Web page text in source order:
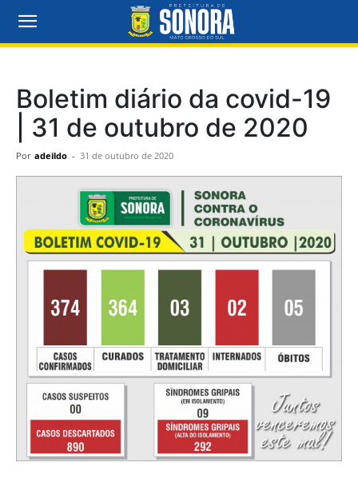
Boletim diário da covid-19
| 31 de outubro de 2020
Por adeildo - 31 de outubro de 2020